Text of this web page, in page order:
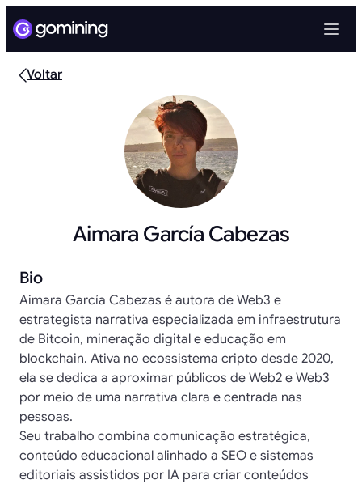
Voltar
Aimara García Cabezas
Bio
Aimara García Cabezas é autora de Web3 e
estrategista narrativa especializada em infraestrutura
de Bitcoin, mineração digital e educação em
blockchain. Ativa no ecossistema cripto desde 2020,
ela se dedica a aproximar públicos de Web2 e Web3
por meio de uma narrativa clara e centrada nas
pessoas.
Seu trabalho combina comunicação estratégica,
conteúdo educacional alinhado a SEO e sistemas
editoriais assistidos por IA para criar conteúdos